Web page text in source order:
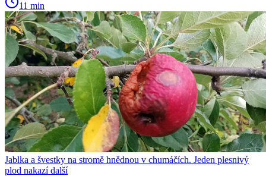
11 min
Jablka a švestky na stromě hnědnou v chumáčích. Jeden plesnivý
plod nakazí další